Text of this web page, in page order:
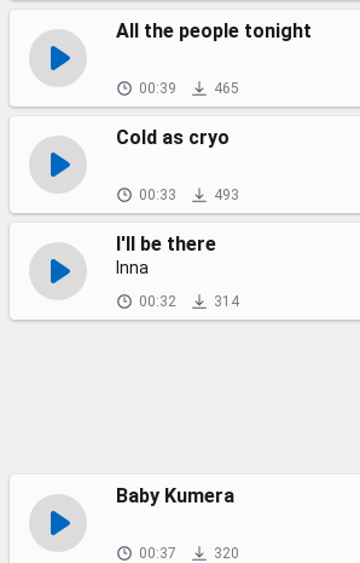
All the people tonight
00:39 465
Cold as cryo
00:33 493
I'll be there
Inna
00:32 314
Baby Kumera
00:37 320